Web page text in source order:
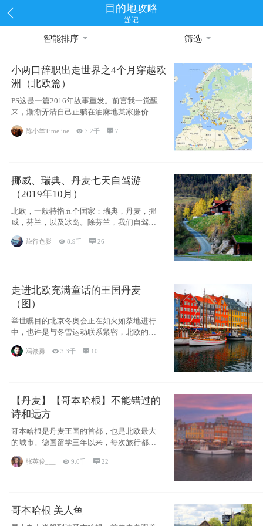
目的地攻略
游记
智能排序 筛选
小两口辞职出走世界之4个月穿越欧
洲（北欧篇）
PS这是一篇2016年故事重发。前言我一觉醒
来，渐渐弄清自己正躺在油麻地某家廉价宾
馆
陈小羊Timeline 7.2千 7
挪威、瑞典、丹麦七天自驾游
（2019年10月）
北欧，一般特指五个国家：瑞典，丹麦，挪
威，芬兰，以及冰岛。除芬兰，我们自驾游
旅行色影 8.9千 26
走进北欧充满童话的王国丹麦
（图）
举世瞩目的北京冬奥会正在如火如荼地进行
中，也许是与冬雪运动联系紧密，北欧的一
些国家因
冯赣勇 3.3千  10
【丹麦】【哥本哈根】不能错过的
诗和远方
哥本哈根是丹麦王国的首都，也是北欧最大
的城市。德国留学三年以来，每次旅行都是
张英俊___ 9.0千 22
哥本哈根 美人鱼